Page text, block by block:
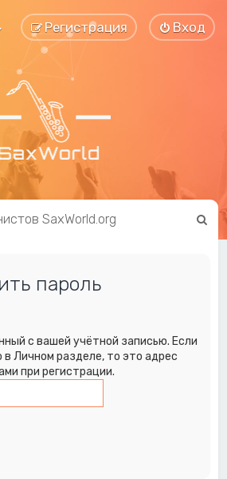
Вход
Регистрация
SaxWorld.org
пароль
с вашей учётной записью. Если
в Личном разделе, то это адрес
при регистрации.